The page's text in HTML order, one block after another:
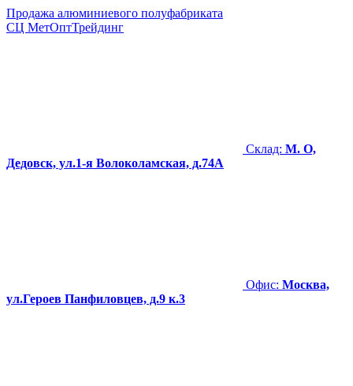
Продажа алюминиевого полуфабриката
СЦ МетОптТрейдинг
Склад: М. О,
Дедовск, ул.1-я Волоколамская, д.74А
Офис: Москва,
ул.Героев Панфиловцев, д.9 к.3